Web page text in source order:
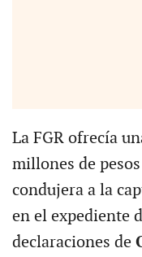
La FGR ofrecía
millones de
condujera a la
en el expediente
declaraciones de